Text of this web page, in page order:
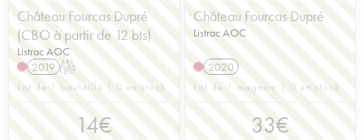
Château Fourcas Dupré
(CBO à partir de 12 bts)
Listrac AOC
2019 T
Lot de 1 bouteille | 0 en stock
14€
Château Fourcas Dupré
Listrac AOC
2020
Lot de 1 magnum | 0 en stock
33€